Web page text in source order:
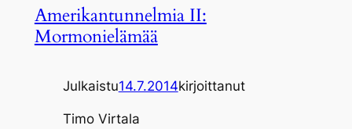
Amerikantunnelmia II:
Mormonielämää
Julkaistu14.7.2014kirjoittanut
Timo Virtala